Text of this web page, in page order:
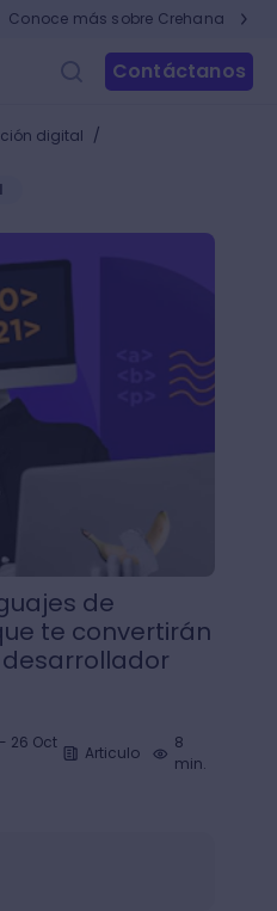
Conoce más sobre Crehana
Contáctanos
digital /
de programación que te
de
te convertirán
- 26 Oct
Articulo
8
min.